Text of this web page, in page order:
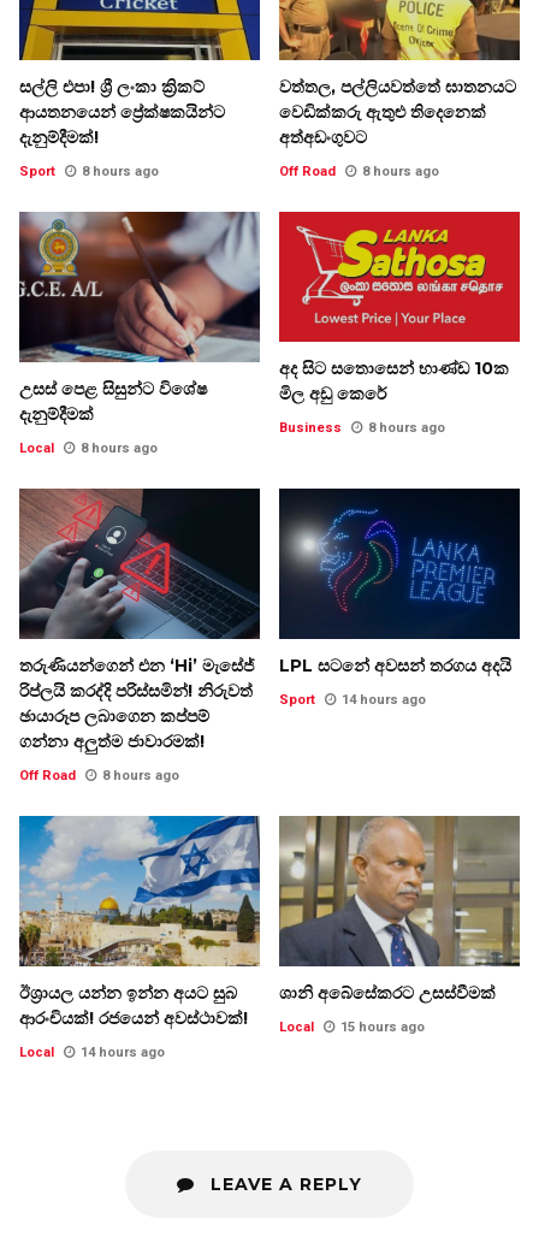
සල්ලි එපා! ශ්‍රී ලංකා ක්‍රිකට්
ආයතනයෙන් ප්‍රේක්ෂකයින්ට
දැනුම්දීමක්!
Sport 8 hours ago
වත්තල, පල්ලියවත්තේ ඝාතනයට
වෙඩික්කරු ඇතුළු තිදෙනෙක්
අත්අඩංගුවට
Off Road 8 hours ago
උසස් පෙළ සිසුන්ට විශේෂ
දැනුම්දීමක්
Local 8 hours ago
අද සිට සතොසෙන් භාණ්ඩ 10ක
මිල අඩු කෙරේ
Business 8 hours ago
තරුණියන්ගෙන් එන ‘Hi’ මැසේජ්
රිප්ලයි කරද්දි පරිස්සමින්! නිරුවත්
ඡායාරූප ලබාගෙන කප්පම්
ගන්නා අලුත්ම ජාවාරමක්!
Off Road 8 hours ago
LPL සටනේ අවසන් තරගය අදයි
Sport 14 hours ago
ඊශ්‍රායල යන්න ඉන්න අයට සුබ
ආරංචියක්! ‍රජයෙන් අවස්ථාවක්!
Local 14 hours ago
ශානි අබේසේකරට උසස්වීමක්
Local 15 hours ago
LEAVE A REPLY